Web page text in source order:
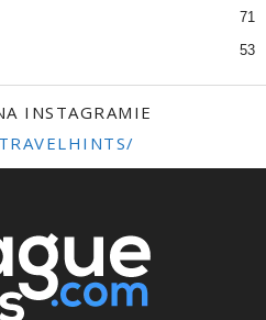
71
53
INSTAGRAMIE